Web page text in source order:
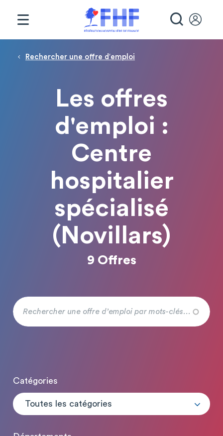
Fil d'Ariane
Rechercher une offre d′emploi
Les offres
d'emploi :
Centre
hospitalier
spécialisé
(Novillars)
9 Offres
Catégories
Toutes les catégories
Panneau de gestion des cookies